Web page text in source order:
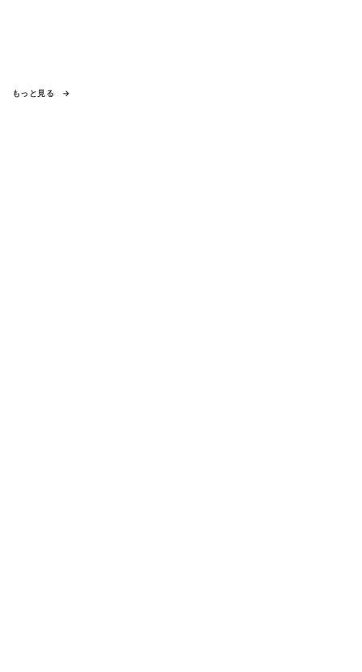
もっと見る